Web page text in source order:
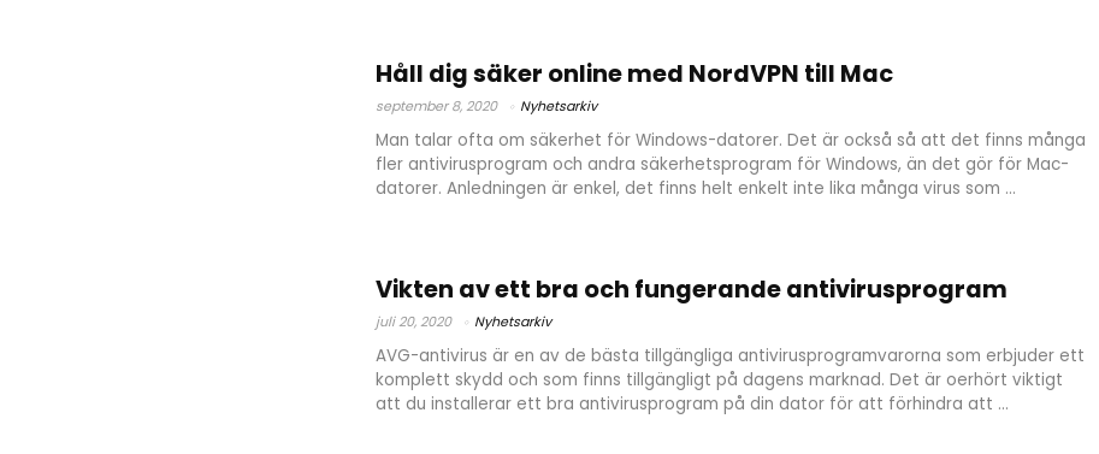
Håll dig säker online med NordVPN till Mac
september 8, 2020 Nyhetsarkiv
Man talar ofta om säkerhet för Windows-datorer. Det är också så att det finns många
fler antivirusprogram och andra säkerhetsprogram för Windows, än det gör för Mac-
datorer. Anledningen är enkel, det finns helt enkelt inte lika många virus som ...
Vikten av ett bra och fungerande antivirusprogram
juli 20, 2020 Nyhetsarkiv
AVG-antivirus är en av de bästa tillgängliga antivirusprogramvarorna som erbjuder ett
komplett skydd och som finns tillgängligt på dagens marknad. Det är oerhört viktigt
att du installerar ett bra antivirusprogram på din dator för att förhindra att ...